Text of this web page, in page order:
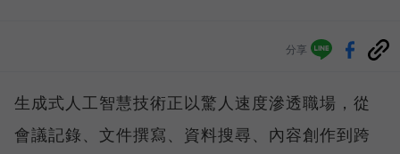
分享
生成式人工智慧技術正以驚人速度滲透職場，從
會議記錄、文件撰寫、資料搜尋、內容創作到跨